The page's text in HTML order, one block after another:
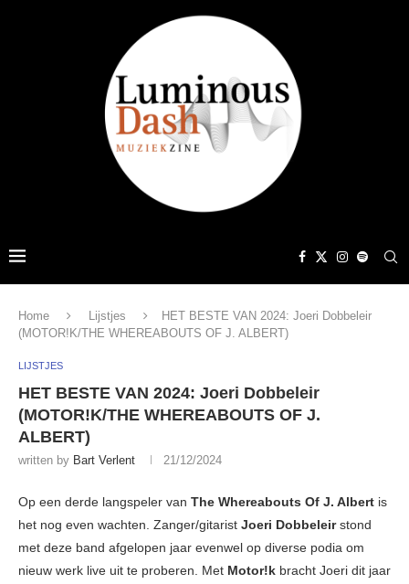
Home Lijstjes
HET BESTE VAN 2024: Joeri Dobbeleir
(MOTOR!K/THE WHEREABOUTS OF J. ALBERT)
LIJSTJES
HET BESTE VAN 2024: Joeri Dobbeleir
(MOTOR!K/THE WHEREABOUTS OF J.
ALBERT)
written by Bart Verlent 21/12/2024
Op een derde langspeler van The Whereabouts Of J. Albert is
het nog even wachten. Zanger/gitarist Joeri Dobbeleirstond
met deze band afgelopen jaar evenwel op diverse podia om
nieuw werk live uit te proberen. Met Motor!k bracht Joeri dit jaar